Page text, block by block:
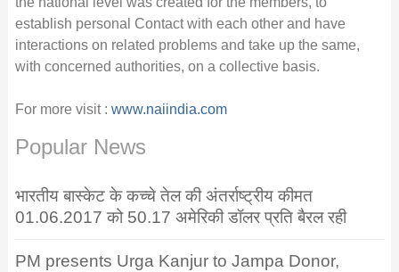
establish personal Contact with each other and have
interactions on related problems and take up the same,
with concerned authorities, on a collective basis.
For more visit : www.naiindia.com
Popular News
भारतीय बास्केट के कच्चे तेल की अंतर्राष्ट्रीय कीमत
01.06.2017 को 50.17 अमेरिकी डॉलर प्रति बैरल रही
PM presents Urga Kanjur to Jampa Donor,